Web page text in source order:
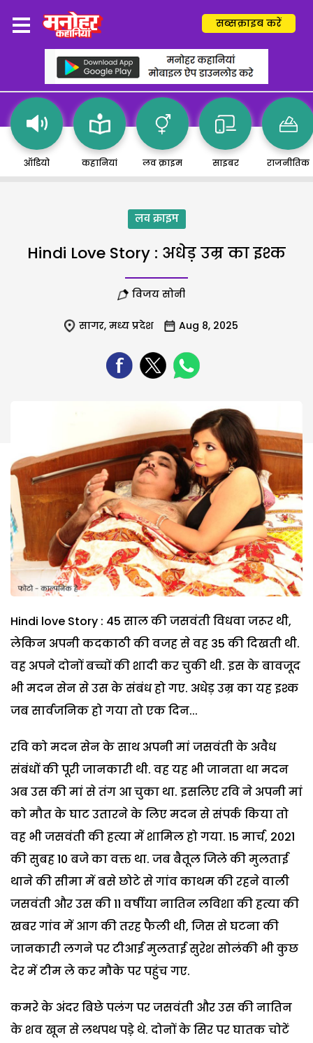
सब्सक्राइब करें
ऑडियो कहानियां लव क्राइम साइबर राजनीतिक
लव क्राइम
Hindi Love Story : अधेड़ उम्र का इश्क
विजय सोनी
सागर, मध्य प्रदेश Aug 8, 2025
Hindi love Story : 45 साल की जसवंती विधवा जरूर थी,
लेकिन अपनी कदकाठी की वजह से वह 35 की दिखती थी.
वह अपने दोनों बच्चों की शादी कर चुकी थी. इस के बावजूद
भी मदन सेन से उस के संबंध हो गए. अधेड़ उम्र का यह इश्क
जब सार्वजनिक हो गया तो एक दिन...
रवि को मदन सेन के साथ अपनी मां जसवंती के अवैध
संबंधों की पूरी जानकारी थी. वह यह भी जानता था मदन
अब उस की मां से तंग आ चुका था. इसलिए रवि ने अपनी मां
को मौत के घाट उतारने के लिए मदन से संपर्क किया तो
वह भी जसवंती की हत्या में शामिल हो गया. 15 मार्च, 2021
की सुबह 10 बजे का वक्त था. जब बैतूल जिले की मुलताई
थाने की सीमा में बसे छोटे से गांव काथम की रहने वाली
जसवंती और उस की 11 वर्षीया नातिन लविशा की हत्या की
खबर गांव में आग की तरह फैली थी, जिस से घटना की
जानकारी लगने पर टीआई मुलताई सुरेश सोलंकी भी कुछ
देर में टीम ले कर मौके पर पहुंच गए.
कमरे के अंदर बिछे पलंग पर जसवंती और उस की नातिन
के शव खून से लथपथ पडे़ थे. दोनों के सिर पर घातक चोटें